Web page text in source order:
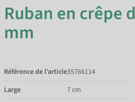
Ruban en crêpe
mm
Référence de l’article35766114
Large
7 cm